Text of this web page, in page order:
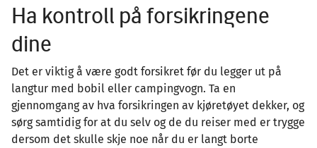
Ha kontroll på forsikringene
dine
Det er viktig å være godt forsikret før du legger ut på
langtur med bobil eller campingvogn. Ta en
gjennomgang av hva forsikringen av kjøretøyet dekker, og
sørg samtidig for at du selv og de du reiser med er trygge
dersom det skulle skje noe når du er langt borte